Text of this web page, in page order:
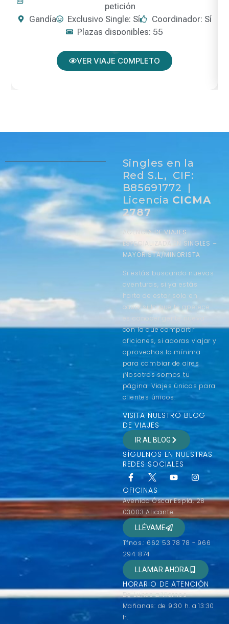
petición
Gandía
Exclusivo Single: Sí
Coordinador: Sí
Plazas disponibles: 55
VER VIAJE C0MPLETO
Singles en la
Red S.L, CIF:
B85691772 |
Licencia CICMA
2787
AGENCIA DE VIAJES
ESPECIALIZADA EN SINGLES –
MAYORISTA/MINORISTA
Si estás buscando nuevas
aventuras, si ya estás
harto de estar solo en
casa, si lo que te apetece
es conocer gente nueva
con la que compartir
aficiones, si adoras viajar y
aprovechas la mínima
para cambiar de aires
¡Nosotros somos tu
página! Viajes únicos para
clientes únicos.
VISITA NUESTRO BLOG
DE VIAJES
IR AL BLOG
SÍGUENOS EN NUESTRAS
REDES SOCIALES
OFICINAS
Avenida Óscar Esplá, 28
03003 Alicante
LLÉVAME
Tfnos.: 662 53 78 78 - 966
294 874
LLAMAR AHORA
HORARIO DE ATENCIÓN
De Lunes a Viernes
Mañanas: de 9:30 h. a 13:30
h.